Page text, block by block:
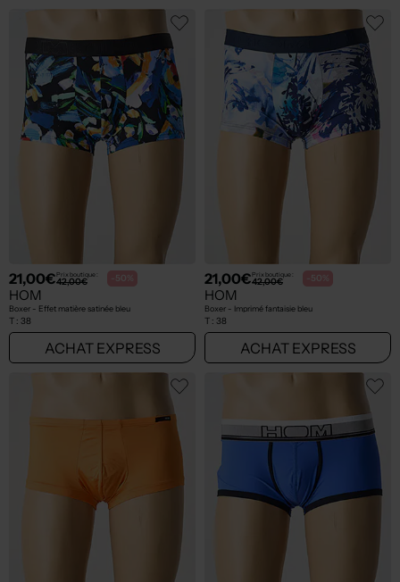
21,00€Prix boutique :
42,00€ -50%
HOM
Boxer - Effet matière satinée bleu
T : 38
ACHAT EXPRESS
21,00€Prix boutique :
42,00€ -50%
HOM
Boxer - Imprimé fantaisie bleu
T : 38
ACHAT EXPRESS